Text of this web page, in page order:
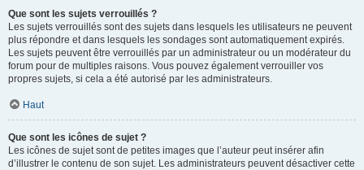
Que sont les sujets verrouillés ?
Les sujets verrouillés sont des sujets dans lesquels les utilisateurs ne peuvent
plus répondre et dans lesquels les sondages sont automatiquement expirés.
Les sujets peuvent être verrouillés par un administrateur ou un modérateur du
forum pour de multiples raisons. Vous pouvez également verrouiller vos
propres sujets, si cela a été autorisé par les administrateurs.
Haut
Que sont les icônes de sujet ?
Les icônes de sujet sont de petites images que l’auteur peut insérer afin
d’illustrer le contenu de son sujet. Les administrateurs peuvent désactiver cette